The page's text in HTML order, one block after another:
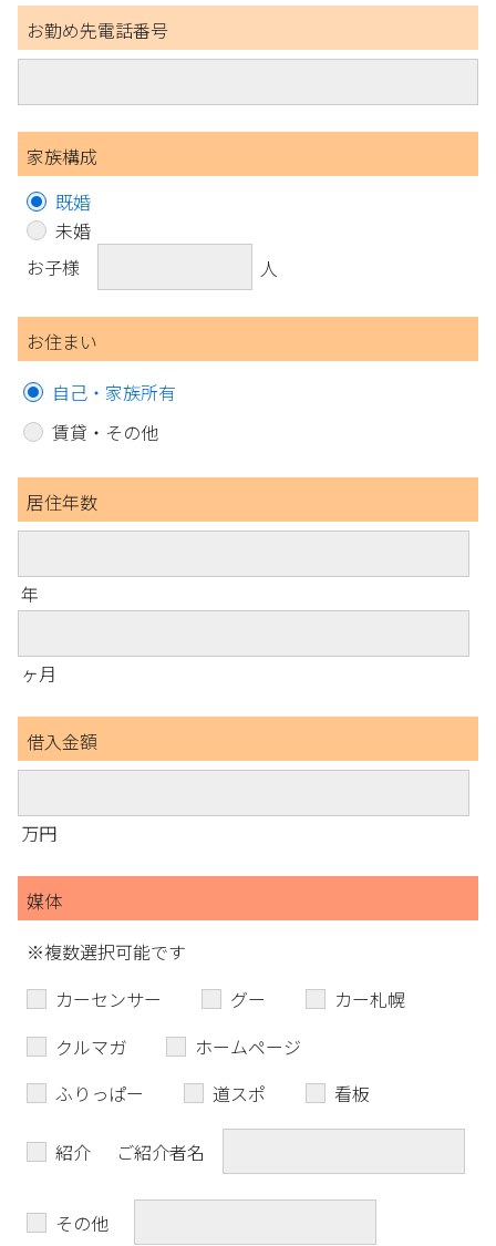
お勤め先電話番号
家族構成
既婚
未婚
お子様
人
お住まい
自己・家族所有
賃貸・その他
居住年数
年
ヶ月
借入金額
万円
媒体
※複数選択可能です
カーセンサー
グー
カー札幌
クルマガ
ホームページ
ふりっぱー
道スポ 看板
紹介 ご紹介者名
その他